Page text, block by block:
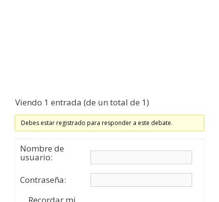
Viendo 1 entrada (de un total de 1)
Debes estar registrado para responder a este debate.
Nombre de
usuario:
Contraseña: